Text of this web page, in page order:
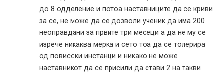
до 8 одделение и потоа наставниците да се криви
за се, не може да се дозволи ученик да има 200
неоправдани за првите три месеци а да не му се
изрече никаква мерка и сето тоа да се толерира
од повисоки инстанци и никако не може
наставникот да се присили да стави 2 на такви